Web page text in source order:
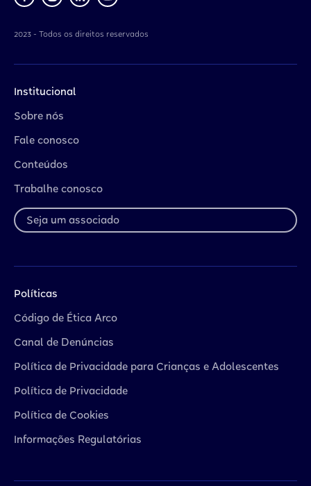
2023 - Todos os direitos reservados
Institucional
Sobre nós
Fale conosco
Conteúdos
Trabalhe conosco
Seja um associado
Políticas
Código de Ética Arco
Canal de Denúncias
Política de Privacidade para Crianças e Adolescentes
Política de Privacidade
Política de Cookies
Informações Regulatórias